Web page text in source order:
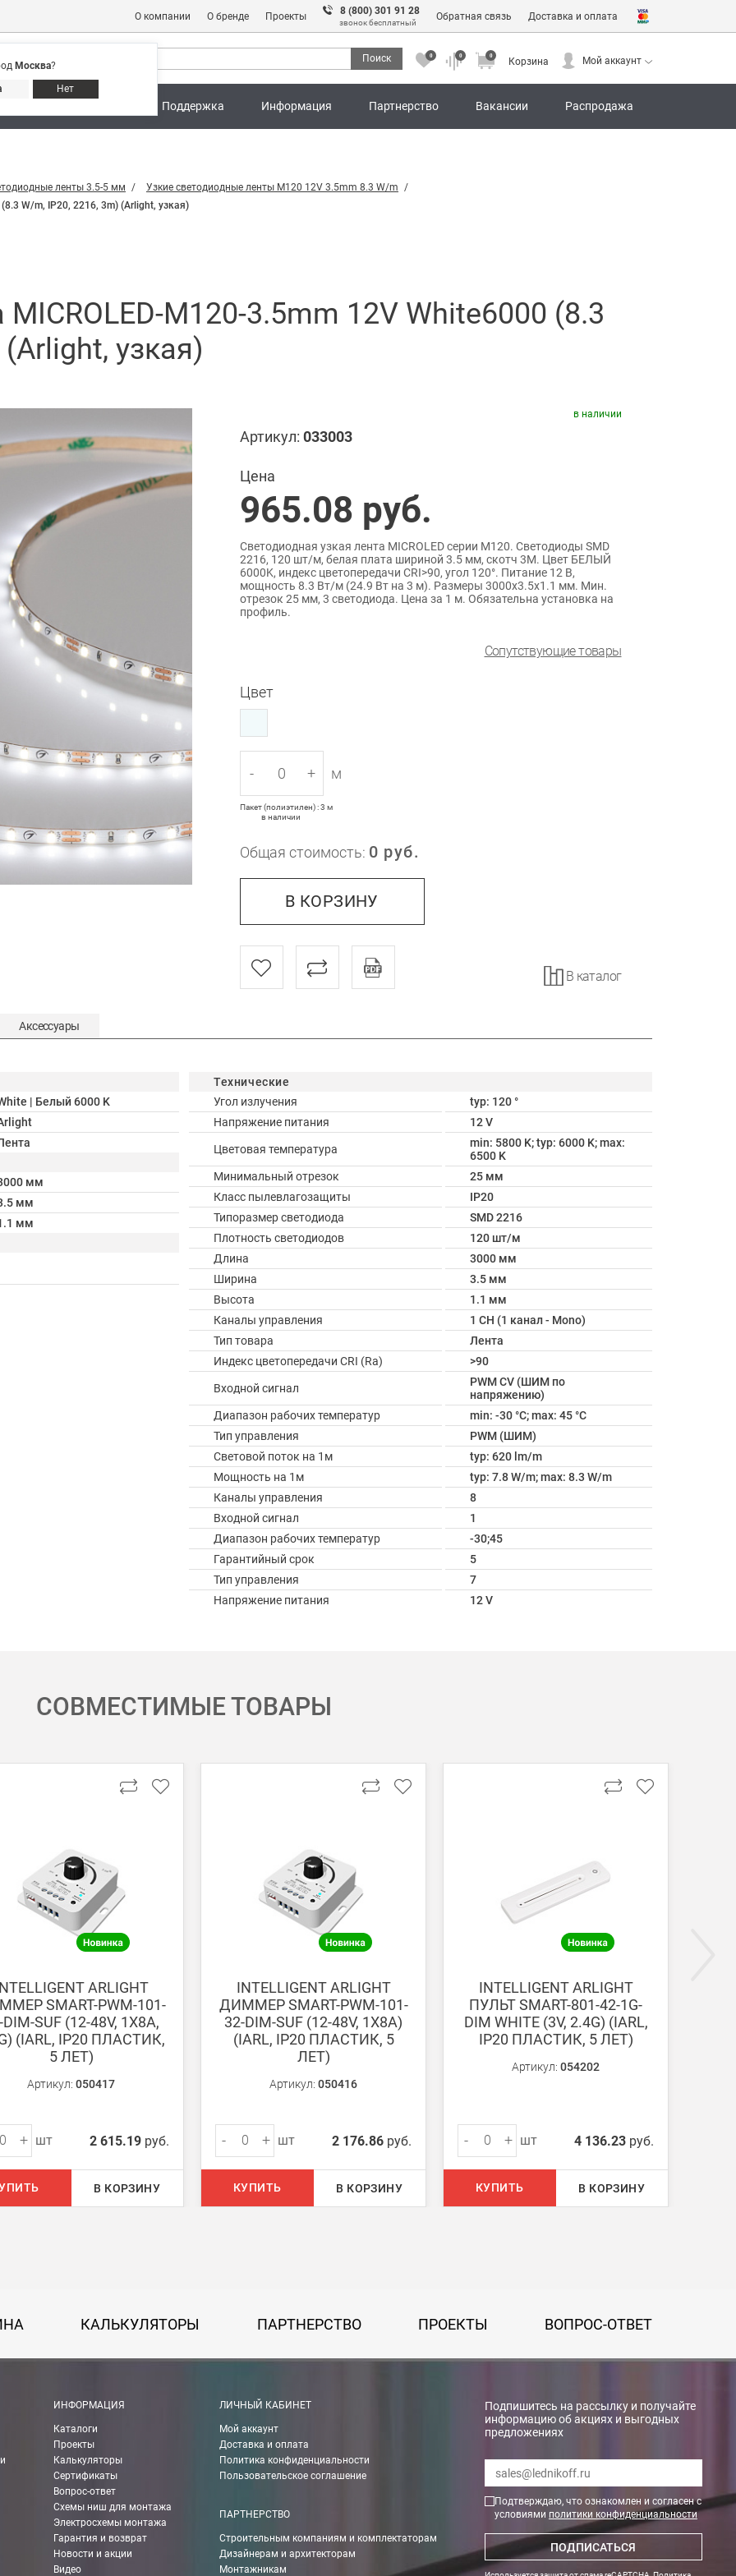
Москва?
Нет
О компании О бренде Проекты 8 (800) 301 91 28
звонок бесплатный
Обратная связь Доставка и оплата
Поиск 0 0 0
Корзина Мой аккаунт
Поддержка Информация Партнерство Вакансии Распродажа
Адреса магазинов 8 (800) 301 91 28 Корзина Мой аккаунт
ленты 3.5-5 мм
Узкие светодиодные ленты M120 12V 3.5mm 8.3 W/m
W/m, IP20, 2216, 3m) (Arlight, узкая)
M120-3.5mm 12V White6000 (8.3
узкая)
в наличии
Артикул: 033003
Цена
965.08 руб.
Светодиодная узкая лента MICROLED серии M120. Светодиоды SMD
2216, 120 шт/м, белая плата шириной 3.5 мм, скотч 3M. Цвет БЕЛЫЙ
6000K, индекс цветопередачи CRI>90, угол 120°. Питание 12 В,
мощность 8.3 Вт/м (24.9 Вт на 3 м). Размеры 3000х3.5х1.1 мм. Мин.
отрезок 25 мм, 3 светодиода. Цена за 1 м. Обязательна установка на
профиль.
Сопутствующие товары
Цвет
- + м
Пакет (полиэтилен) : 3 м
в наличии
Общая стоимость: 0 руб.
В КОРЗИНУ
В каталог
Аксессуары
| Белый 6000 K
мм
мм
мм
Технические
Угол излучения
typ: 120 °
Напряжение питания
12 V
Цветовая температура
min: 5800 K; typ: 6000 K; max:
6500 K
Минимальный отрезок
25 мм
Класс пылевлагозащиты
IP20
Типоразмер светодиода
SMD 2216
Плотность светодиодов
120 шт/м
Длина
3000 мм
Ширина
3.5 мм
Высота
1.1 мм
Каналы управления
1 CH (1 канал - Mono)
Тип товара
Лента
Индекс цветопередачи CRI (Ra)
>90
Входной сигнал
PWM СV (ШИМ по
напряжению)
Диапазон рабочих температур
min: -30 °C; max: 45 °C
Тип управления
PWM (ШИМ)
Световой поток на 1м
typ: 620 lm/m
Мощность на 1м
typ: 7.8 W/m; max: 8.3 W/m
Каналы управления
8
Входной сигнал
1
Диапазон рабочих температур
-30;45
Гарантийный срок
5
Тип управления
7
Напряжение питания
12 V
в любом удобном Вам банке.
для уточнения даты доставки. Обратите внимание, что деньги поступают на наш счет в течении 3-5 дней.
из нашихмагазинов
Boxberry. При оформлении заказа выберете «Доставка Boxberry»
в другие города России.
ТК 750 руб.
СОВМЕСТИМЫЕ ТОВАРЫ
ARLIGHT
SMART-PWM-101-
DIM-SUF (12-48V, 1X8A,
(IARL, IP20 ПЛАСТИК,
5 ЛЕТ)
Артикул: 050417
+ шт 2 615.19 руб.
В КОРЗИНУ
INTELLIGENT ARLIGHT
ДИММЕР SMART-PWM-101-
32-DIM-SUF (12-48V, 1X8A)
(IARL, IP20 ПЛАСТИК, 5
ЛЕТ)
Артикул: 050416
- + шт 2 176.86 руб.
КУПИТЬ В КОРЗИНУ
INTELLIGENT ARLIGHT
ПУЛЬТ SMART-801-42-1G-
DIM WHITE (3V, 2.4G) (IARL,
IP20 ПЛАСТИК, 5 ЛЕТ)
Артикул: 054202
- + шт 4 136.23 руб.
КУПИТЬ В КОРЗИНУ
КАЛЬКУЛЯТОРЫ ПАРТНЕРСТВО ПРОЕКТЫ ВОПРОС-ОТВЕТ
ИНФОРМАЦИЯ
Каталоги
Проекты
Калькуляторы
Сертификаты
Вопрос-ответ
Схемы ниш для монтажа
Электросхемы монтажа
Гарантия и возврат
Новости и акции
Видео
ЛИЧНЫЙ КАБИНЕТ
Мой аккаунт
Доставка и оплата
Политика конфиденциальности
Пользовательское соглашение
ПАРТНЕРСТВО
Строительным компаниям и комплектаторам
Дизайнерам и архитекторам
Монтажникам
Подпишитесь на рассылку и получайте
информацию об акциях и выгодных
предложениях
Подтверждаю, что ознакомлен и согласен с
условиями политики конфиденциальности
ПОДПИСАТЬСЯ